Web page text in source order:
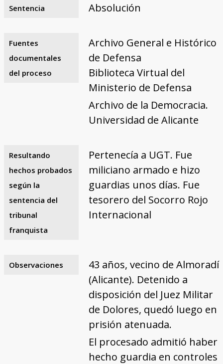
Sentencia Absolución
Fuentes
documentales
del proceso
Archivo General e Histórico
de Defensa
Biblioteca Virtual del
Ministerio de Defensa
Archivo de la Democracia.
Universidad de Alicante
Resultando
hechos probados
según la
sentencia del
tribunal
franquista
Pertenecía a UGT. Fue
miliciano armado e hizo
guardias unos días. Fue
tesorero del Socorro Rojo
Internacional
Observaciones
43 años, vecino de Almoradí
(Alicante). Detenido a
disposición del Juez Militar
de Dolores, quedó luego en
prisión atenuada.
El procesado admitió haber
hecho guardia en controles